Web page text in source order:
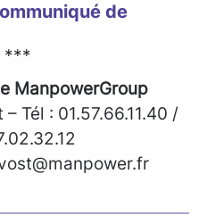
de
***
ManpowerGroup
Tél : 01.57.66.11.40 /